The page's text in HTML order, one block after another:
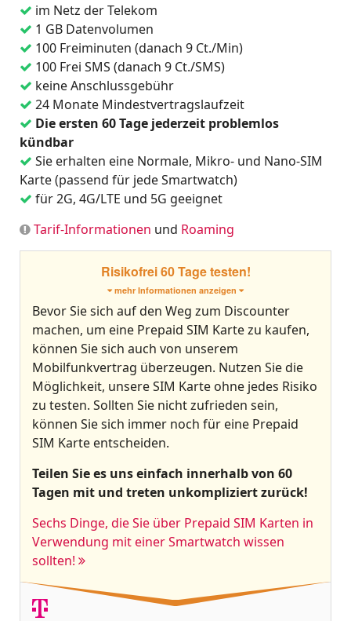
im Netz der Telekom
1 GB Datenvolumen
100 Freiminuten (danach 9 Ct./Min)
100 Frei SMS (danach 9 Ct./SMS)
keine Anschlussgebühr
24 Monate Mindestvertragslaufzeit
Die ersten 60 Tage jederzeit problemlos
kündbar
Sie erhalten eine Normale, Mikro- und Nano-SIM
Karte (passend für jede Smartwatch)
für 2G, 4G/LTE und 5G geeignet
Tarif-Informationen und Roaming
Risikofrei 60 Tage testen!
mehr Informationen anzeigen
Bevor Sie sich auf den Weg zum Discounter
machen, um eine Prepaid SIM Karte zu kaufen,
können Sie sich auch von unserem
Mobilfunkvertrag überzeugen. Nutzen Sie die
Möglichkeit, unsere SIM Karte ohne jedes Risiko
zu testen. Sollten Sie nicht zufrieden sein,
können Sie sich immer noch für eine Prepaid
SIM Karte entscheiden.
Teilen Sie es uns einfach innerhalb von 60
Tagen mit und treten unkompliziert zurück!
Sechs Dinge, die Sie über Prepaid SIM Karten in
Verwendung mit einer Smartwatch wissen
sollten!